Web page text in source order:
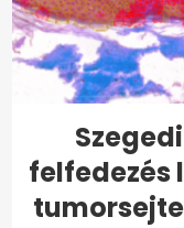
felfedezés